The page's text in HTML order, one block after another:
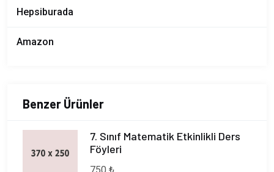
Hepsiburada
Amazon
Benzer Ürünler
7. Sınıf Matematik Etkinlikli Ders
Föyleri